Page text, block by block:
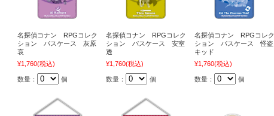
名探偵コナン RPGコレク
ション パスケース 灰原
哀
¥1,760(税込)
数量： 個
名探偵コナン RPGコレク
ション パスケース 安室
透
¥1,760(税込)
数量： 個
名探偵コナン RPGコレク
ション パスケース 怪盗
キッド
¥1,760(税込)
数量： 個